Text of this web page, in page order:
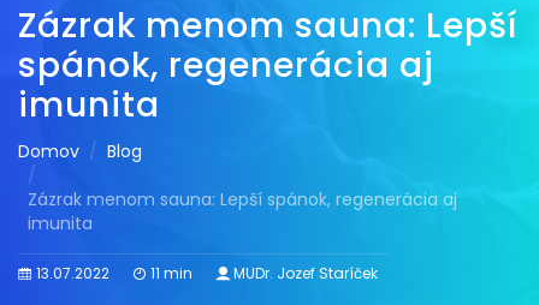
Zázrak menom sauna: Lepší
spánok, regenerácia aj
imunita
Domov
Blog
Zázrak menom sauna: Lepší spánok, regenerácia aj
imunita
13.07.2022 11 min MUDr. Jozef Staríček